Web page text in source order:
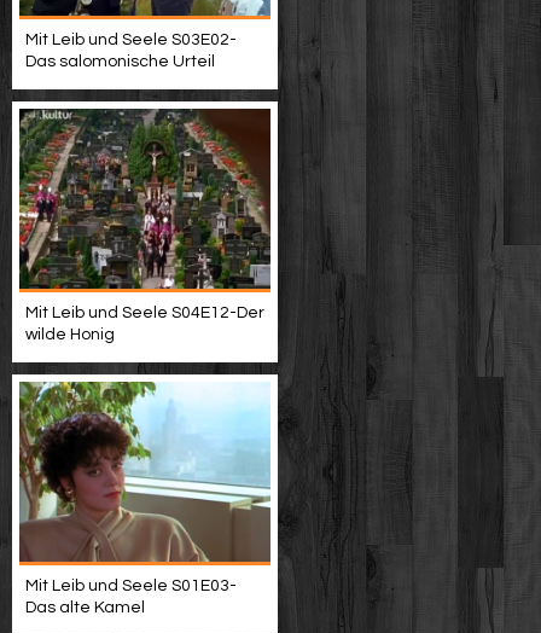
Mit Leib und Seele S03E02-
Das salomonische Urteil
Mit Leib und Seele S04E12-Der
wilde Honig
Mit Leib und Seele S01E03-
Das alte Kamel